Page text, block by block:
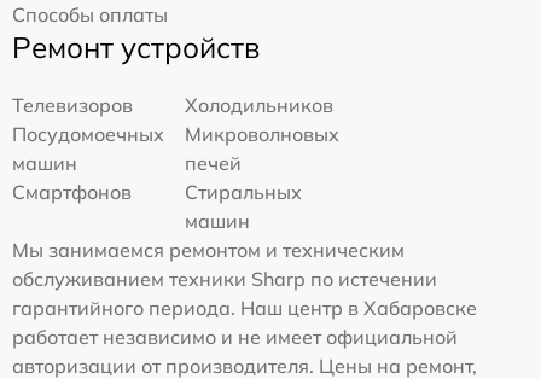
Способы оплаты
Ремонт устройств
Телевизоров
Холодильников
Посудомоечных
машин
Микроволновых
печей
Смартфонов
Стиральных
машин
Мы занимаемся ремонтом и техническим
обслуживанием техники Sharp по истечении
гарантийного периода. Наш центр в Хабаровске
работает независимо и не имеет официальной
авторизации от производителя. Цены на ремонт,